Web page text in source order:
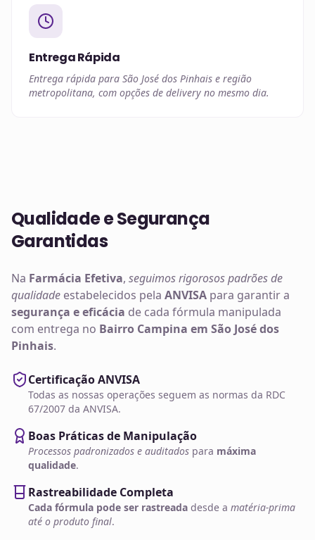
Entrega Rápida
Entrega rápida para São José dos Pinhais e região
metropolitana, com opções de delivery no mesmo dia.
Qualidade e Segurança
Garantidas
Na Farmácia Efetiva, seguimos rigorosos padrões de
qualidade estabelecidos pela ANVISA para garantir a
segurança e eficácia de cada fórmula manipulada
com entrega no Bairro Campina em São José dos
Pinhais.
Certificação ANVISA
Todas as nossas operações seguem as normas da RDC
67/2007 da ANVISA.
Boas Práticas de Manipulação
Processos padronizados e auditados para máxima
qualidade.
Rastreabilidade Completa
Cada fórmula pode ser rastreada desde a matéria-prima
até o produto final.